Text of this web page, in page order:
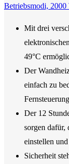
Betriebsmodi, 2000
Mit drei
49°C
Der
einfach zu
Der 12
sorgen dafür,
einstellen
Sicherheit